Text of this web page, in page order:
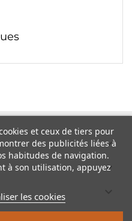


et ceux de tiers pour
des publicités liées à
habitudes de navigation.
à son utilisation, appuyez
les cookies